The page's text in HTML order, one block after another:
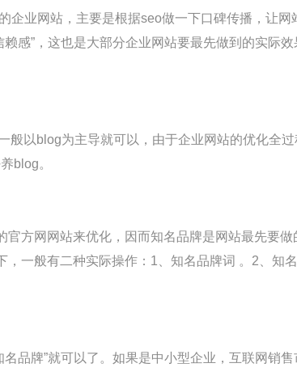
企业网站，主要是根据seo做一下口碑传播，让
感”，这也是大部分企业网站要最先做到的实际效
般以blog为主导就可以，由于企业网站的优化全
blog。
方网网站来优化，因而知名品牌是网站最先要
一般有二种实际操作：1、知名品牌词 。2、知
品牌”就可以了。如果是中小型企业，互联网销